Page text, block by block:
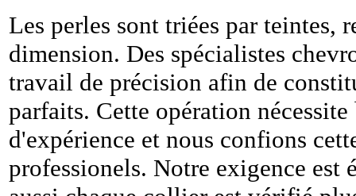
Les perles sont triées par teintes,
dimension. Des spécialistes
travail de précision afin de
parfaits. Cette opération nécessite
d'expérience et nous confions
professionels. Notre exigence est